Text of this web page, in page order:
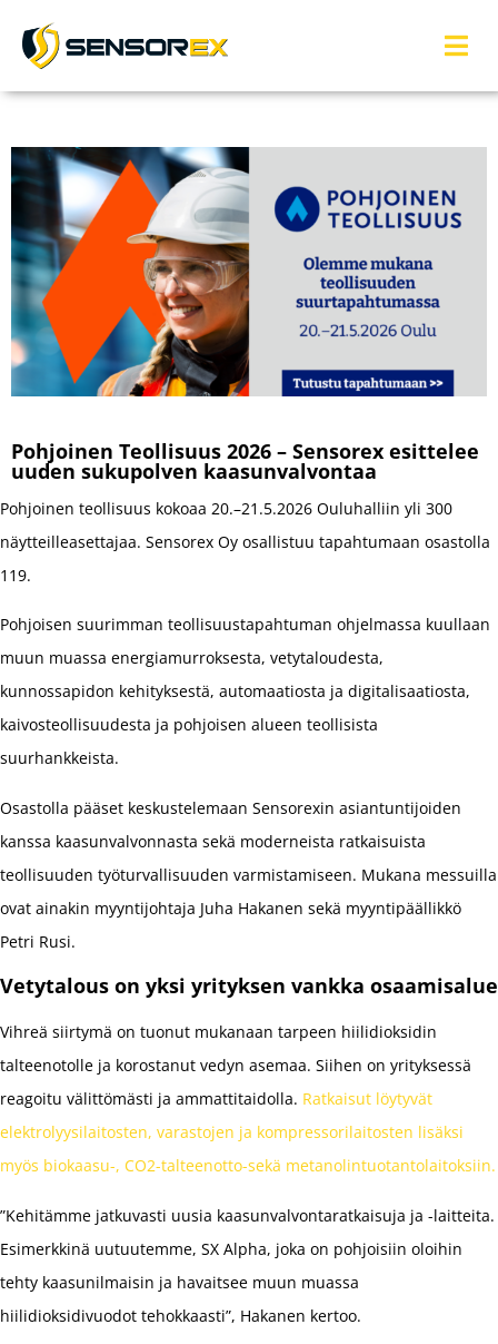
Pohjoinen Teollisuus 2026 – Sensorex esittelee
uuden sukupolven kaasunvalvontaa
Pohjoinen teollisuus kokoaa 20.–21.5.2026 Ouluhalliin yli 300
näytteilleasettajaa. Sensorex Oy osallistuu tapahtumaan osastolla
119.
Pohjoisen suurimman teollisuustapahtuman ohjelmassa kuullaan
muun muassa energiamurroksesta, vetytaloudesta,
kunnossapidon kehityksestä, automaatiosta ja digitalisaatiosta,
kaivosteollisuudesta ja pohjoisen alueen teollisista
suurhankkeista.
Osastolla pääset keskustelemaan Sensorexin asiantuntijoiden
kanssa kaasunvalvonnasta sekä moderneista ratkaisuista
teollisuuden työturvallisuuden varmistamiseen. Mukana messuilla
ovat ainakin myyntijohtaja Juha Hakanen sekä myyntipäällikkö
Petri Rusi.
Vetytalous on yksi yrityksen vankka osaamisalue
Vihreä siirtymä on tuonut mukanaan tarpeen hiilidioksidin
talteenotolle ja korostanut vedyn asemaa. Siihen on yrityksessä
reagoitu välittömästi ja ammattitaidolla. Ratkaisut löytyvät
elektrolyysilaitosten, varastojen ja kompressorilaitosten lisäksi
myös biokaasu-, CO2-talteenotto-sekä metanolintuotantolaitoksiin.
”Kehitämme jatkuvasti uusia kaasunvalvontaratkaisuja ja -laitteita.
Esimerkkinä uutuutemme, SX Alpha, joka on pohjoisiin oloihin
tehty kaasunilmaisin ja havaitsee muun muassa
hiilidioksidivuodot tehokkaasti”, Hakanen kertoo.